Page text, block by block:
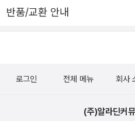
의 에세이. 모두 재미있게 읽었
들려주고.. 조카와 함께 읽은책
해 꼭! '경복궁' 가볼꺼예용. 그냥
권) 여행가고 싶게 한 책들 여행
반품/교환 안내
로그인 전체 메뉴 회사
(주)알라딘커